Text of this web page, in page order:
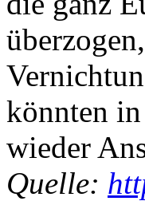
könnten in
wieder
Quelle: